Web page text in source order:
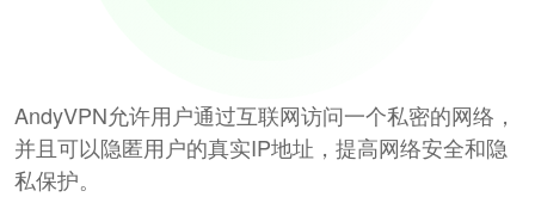
AndyVPN允许用户通过互联网访问一个私密的网络，
并且可以隐匿用户的真实IP地址，提高网络安全和隐
私保护。